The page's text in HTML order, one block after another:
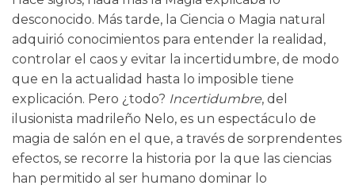
desconocido. Más tarde, la Ciencia o Magia natural
adquirió conocimientos para entender la realidad,
controlar el caos y evitar la incertidumbre, de modo
que en la actualidad hasta lo imposible tiene
explicación. Pero ¿todo? Incertidumbre, del
ilusionista madrileño Nelo, es un espectáculo de
magia de salón en el que, a través de sorprendentes
efectos, se recorre la historia por la que las ciencias
han permitido al ser humano dominar lo